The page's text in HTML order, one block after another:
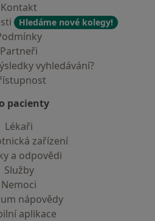
Kontakt
Hledáme nové kolegy!
Partneři
vyhledávání?
pacienty
Lékaři
zařízení
a odpovědi
Služby
Nemoci
nápovědy
aplikace